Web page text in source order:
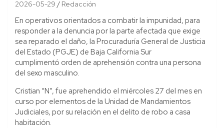
2026-05-29 Redacción
En operativos orientados a combatir la impunidad, para
responder a la denuncia por la parte afectada que exige
sea reparado el daño, la Procuraduría General de Justicia
del Estado (PGJE) de Baja California Sur
cumplimentó orden de aprehensión contra una persona
del sexo masculino.
Cristian “N”, fue aprehendido el miércoles 27 del mes en
curso por elementos de la Unidad de Mandamientos
Judiciales, por su relación en el delito de robo a casa
habitación.